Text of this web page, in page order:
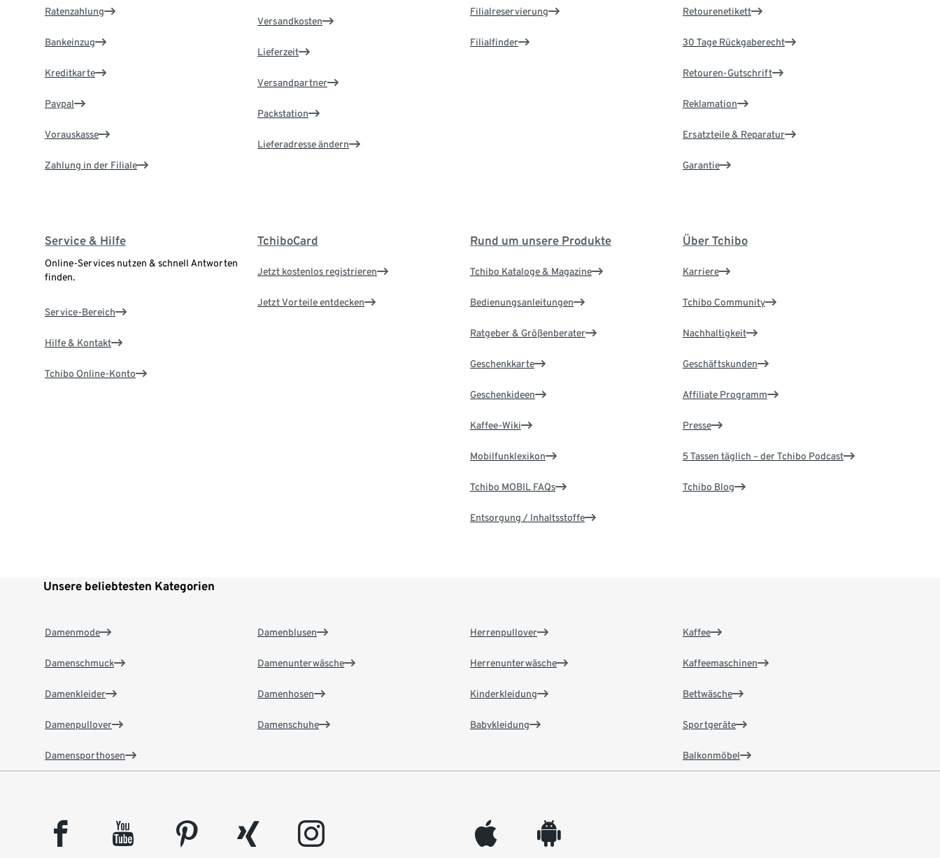
Ratenzahlung
Bankeinzug
Kreditkarte
Paypal
Vorauskasse
Zahlung in der Filiale
Versandkosten
Lieferzeit
Versandpartner
Packstation
Lieferadresse ändern
Filialreservierung
Filialfinder
Retourenetikett
30 Tage Rückgaberecht
Retouren-Gutschrift
Reklamation
Ersatzteile & Reparatur
Garantie
Service & Hilfe
Online-Services nutzen & schnell Antworten
finden.
Service-Bereich
Hilfe & Kontakt
Tchibo Online-Konto
TchiboCard
Jetzt kostenlos registrieren
Jetzt Vorteile entdecken
Rund um unsere Produkte
Tchibo Kataloge & Magazine
Bedienungsanleitungen
Ratgeber & Größenberater
Geschenkkarte
Geschenkideen
Kaffee-Wiki
Mobilfunklexikon
Tchibo MOBIL FAQs
Entsorgung / Inhaltsstoffe
Über Tchibo
Karriere
Tchibo Community
Nachhaltigkeit
Geschäftskunden
Affiliate Programm
Presse
5 Tassen täglich – der Tchibo Podcast
Tchibo Blog
Unsere beliebtesten Kategorien
Damenmode
Damenschmuck
Damenkleider
Damenpullover
Damensporthosen
Damenblusen
Damenunterwäsche
Damenhosen
Damenschuhe
Herrenpullover
Herrenunterwäsche
Kinderkleidung
Babykleidung
Kaffee
Kaffeemaschinen
Bettwäsche
Sportgeräte
Balkonmöbel
facebook youtube pinterest xing instagram appleinc android